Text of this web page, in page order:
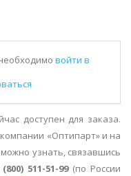
войти в
доступен для заказа.
«Оптипарт» и на
узнать, связавшись
511-51-99(по России